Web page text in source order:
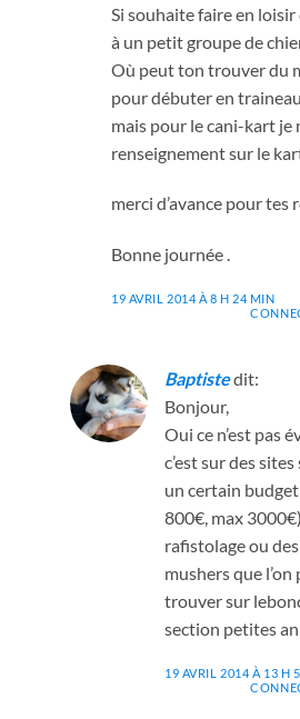
Si souhaite faire en
à un petit groupe de
Où peut ton trouver du
pour débuter en traineau
mais pour le cani-kart je
renseignement sur le
merci d’avance pour tes
Bonne journée .
19 AVRIL 2014 À 8 H 24 MIN
Baptistedit:
Bonjour,
Oui ce n’est pas
c’est sur des
un certain
800€, max
rafistolage ou
mushers que
trouver sur
section petites
19 AVRIL 2014 À 13 H